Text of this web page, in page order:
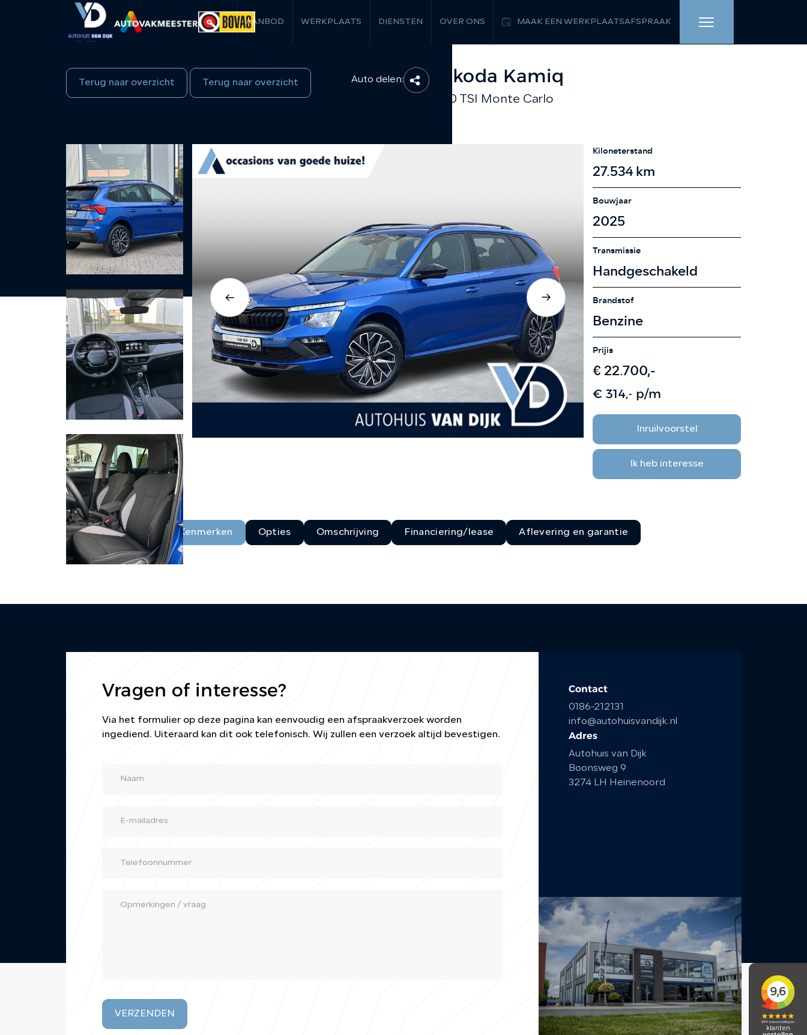
AANBOD WERKPLAATS DIENSTEN OVER ONS MAAK EEN WERKPLAATSAFSPRAAK
DIENSTEN
OVER ONS
VERKOCHT
CONTACT
Terug naar overzicht Terug naar overzicht Auto delen: Škoda Kamiq
1.0 TSI Monte Carlo
Kiloneterstand
27.534 km
Bouwjaar
2025
Transmissie
Handgeschakeld
Brandstof
Benzine
Prijis
€ 22.700,-
€ 314,- p/m
Inruilvoorstel
Ik heb interesse
Kenmerken Opties Omschrijving Financiering/lease Aflevering en garantie
Vragen of interesse?
Via het formulier op deze pagina kan eenvoudig een afspraakverzoek worden
ingediend. Uiteraard kan dit ook telefonisch. Wij zullen een verzoek altijd bevestigen.
VERZENDEN
Contact
0186-212131
info@autohuisvandijk.nl
Adres
Autohuis van Dijk
Boonsweg 9
3274 LH Heinenoord